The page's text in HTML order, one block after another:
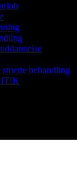
behandling